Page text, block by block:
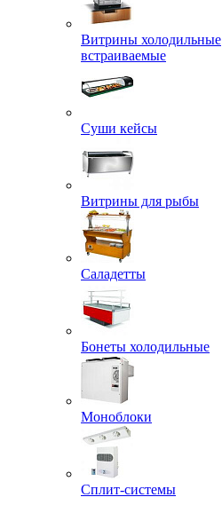
Витрины холодильные
встраиваемые
Суши кейсы
Витрины для рыбы
Саладетты
Бонеты холодильные
Моноблоки
Сплит-системы